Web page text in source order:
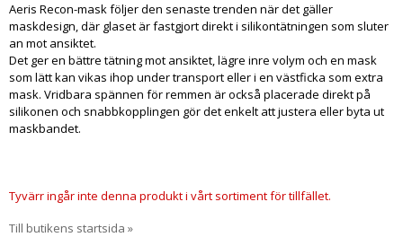
Aeris Recon-mask följer den senaste trenden när det gäller
maskdesign, där glaset är fastgjort direkt i silikontätningen som sluter
an mot ansiktet.
Det ger en bättre tätning mot ansiktet, lägre inre volym och en mask
som lätt kan vikas ihop under transport eller i en västficka som extra
mask. Vridbara spännen för remmen är också placerade direkt på
silikonen och snabbkopplingen gör det enkelt att justera eller byta ut
maskbandet.
Tyvärr ingår inte denna produkt i vårt sortiment för tillfället.
Till butikens startsida »